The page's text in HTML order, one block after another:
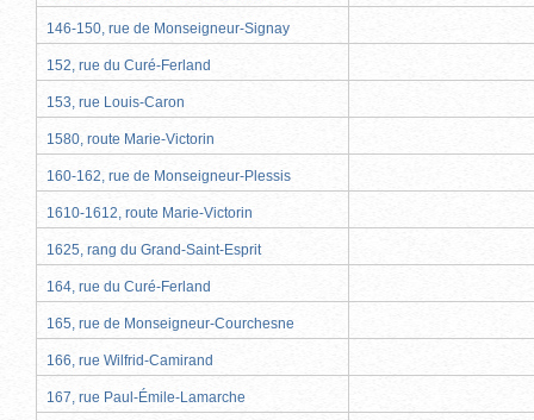
146-150, rue de Monseigneur-Signay
152, rue du Curé-Ferland
153, rue Louis-Caron
1580, route Marie-Victorin
160-162, rue de Monseigneur-Plessis
1610-1612, route Marie-Victorin
1625, rang du Grand-Saint-Esprit
164, rue du Curé-Ferland
165, rue de Monseigneur-Courchesne
166, rue Wilfrid-Camirand
167, rue Paul-Émile-Lamarche